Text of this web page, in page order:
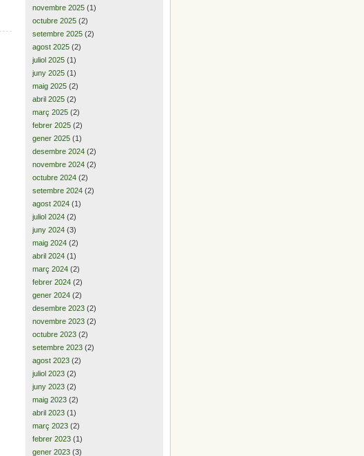
novembre 2025 (1)
octubre 2025 (2)
setembre 2025 (2)
agost 2025 (2)
juliol 2025 (1)
juny 2025 (1)
maig 2025 (2)
abril 2025 (2)
març 2025 (2)
febrer 2025 (2)
gener 2025 (1)
desembre 2024 (2)
novembre 2024 (2)
octubre 2024 (2)
setembre 2024 (2)
agost 2024 (1)
juliol 2024 (2)
juny 2024 (3)
maig 2024 (2)
abril 2024 (1)
març 2024 (2)
febrer 2024 (2)
gener 2024 (2)
desembre 2023 (2)
novembre 2023 (2)
octubre 2023 (2)
setembre 2023 (2)
agost 2023 (2)
juliol 2023 (2)
juny 2023 (2)
maig 2023 (2)
abril 2023 (1)
març 2023 (2)
febrer 2023 (1)
gener 2023 (3)